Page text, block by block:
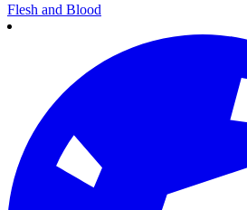
Flesh and Blood